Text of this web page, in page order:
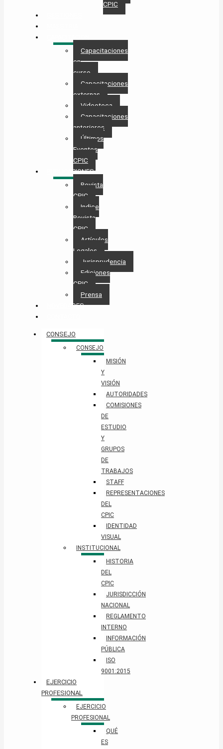
CPIC
Capacitaciones
en
curso
Capacitaciones
externas
Videoteca
Capacitaciones
anteriores
Últimos
Eventos
CPIC
PUBLICACIONES
Revista
CPIC
Indice
Revista
CPIC
Artículos
Legales
Jurisprudencia
Ediciones
CPIC
Prensa
NOVEDADES
CONSEJO
CONSEJO
MISIÓN
Y
VISIÓN
AUTORIDADES
COMISIONES
DE
ESTUDIO
Y
GRUPOS
DE
TRABAJOS
STAFF
REPRESENTACIONES
DEL
CPIC
IDENTIDAD
VISUAL
INSTITUCIONAL
HISTORIA
DEL
CPIC
JURISDICCIÓN
NACIONAL
REGLAMENTO
INTERNO
INFORMACIÓN
PÚBLICA
ISO
9001:2015
EJERCICIO
PROFESIONAL
EJERCICIO
PROFESIONAL
QUÉ
ES